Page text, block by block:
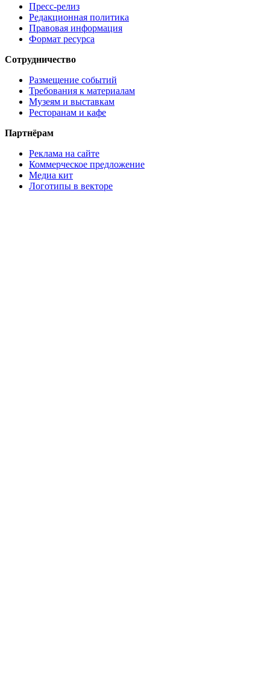
Пресс-релиз
Редакционная политика
Правовая информация
Формат ресурса
Сотрудничество
Размещение событий
Требования к материалам
Музеям и выставкам
Ресторанам и кафе
Партнёрам
Реклама на сайте
Коммерческое предложение
Медиа кит
Логотипы в векторе